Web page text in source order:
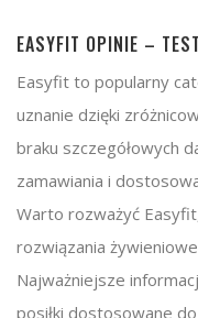
EASYFIT OPINIE –
Easyfit to popularny
uznanie dzięki
braku szczegółowych
zamawiania i
Warto rozważyć
rozwiązania
Najważniejsze
posiłki dostosowane